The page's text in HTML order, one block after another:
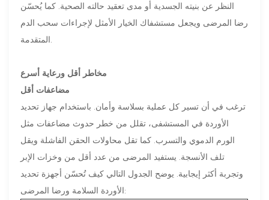
النظر عن بنيته الجسدية أو مدى تعقيد حالته الصحية. كما يُحسّن
رضا المرضى ويجعل مستشفاك الخيار الأمثل لإجراءات سحب الدم
مخاطر أقل ورعاية أسرع
مضاعفات أقل
ترغب في أن تسير كل عملية بسلاسة وأمان. باستخدام جهاز تحديد
الأوردة في المستشفى، تقلل من خطر حدوث مضاعفات مثل
الورم الدموي والتسرب. كما تقل محاولات الحقن الفاشلة ويقل
تلف الأنسجة. يستفيد المرضى من عدد أقل من وخزات الإبر
وتجربة أكثر إيجابية. يوضح الجدول التالي كيف تُحسّن أجهزة تحديد
الأوردة السلامة ورضا المرضى: